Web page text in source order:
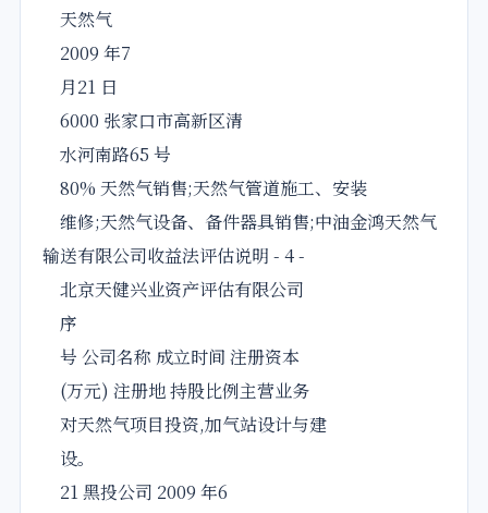
天然气
2009 年7
月21 日
6000 张家口市高新区清
水河南路65 号
80% 天然气销售;天然气管道施工、安装
维修;天然气设备、备件器具销售;中油金鸿天然气
输送有限公司收益法评估说明 - 4 -
北京天健兴业资产评估有限公司
序
号 公司名称 成立时间 注册资本
(万元) 注册地 持股比例主营业务
对天然气项目投资,加气站设计与建
设。
21 黑投公司 2009 年6